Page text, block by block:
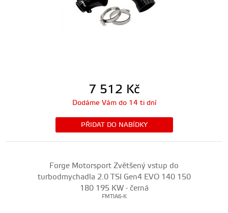
7 512 Kč
Dodáme Vám do 14 ti dní
PŘIDAT DO NABÍDKY
Forge Motorsport Zvětšený vstup do
turbodmychadla 2.0 TSI Gen4 EVO 140 150
180 195 KW - černá
FMTIA6-K